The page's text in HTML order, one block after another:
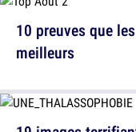
10 preuves que
meilleurs